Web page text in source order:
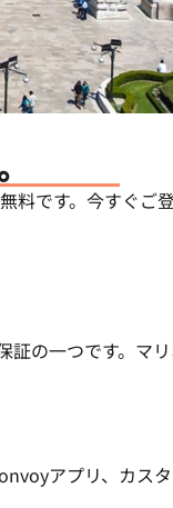
です。今すぐご登
証の一つです。マ
アプリ、カス